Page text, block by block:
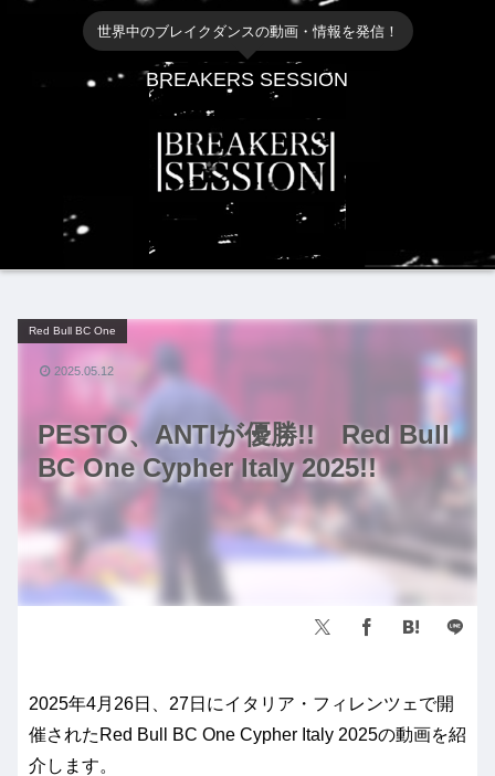
世界中のブレイクダンスの動画・情報を発信！
BREAKERS SESSION
PESTO、ANTIが優勝!! Red Bull
BC One Cypher Italy 2025!!
Red Bull BC One
2025.05.12
2025年4月26日、27日にイタリア・フィレンツェで開
催されたRed Bull BC One Cypher Italy 2025の動画を紹
介します。